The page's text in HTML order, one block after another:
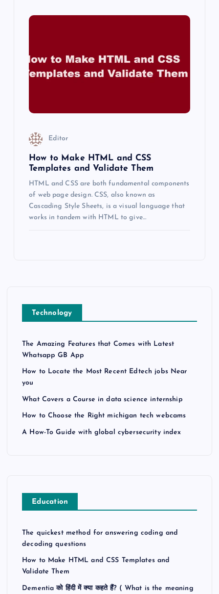
Editor
How to Make HTML and CSS
Templates and Validate Them
HTML and CSS are both fundamental components
of web page design. CSS, also known as
Cascading Style Sheets, is a visual language that
works in tandem with HTML to give…
Technology
The Amazing Features that Comes with Latest
Whatsapp GB App
How to Locate the Most Recent Edtech jobs Near
you
What Covers a Course in data science internship
How to Choose the Right michigan tech webcams
A How-To Guide with global cybersecurity index
Education
The quickest method for answering coding and
decoding questions
How to Make HTML and CSS Templates and
Validate Them
Dementia को हिंदी में क्या कहते हैं? ( What is the meaning